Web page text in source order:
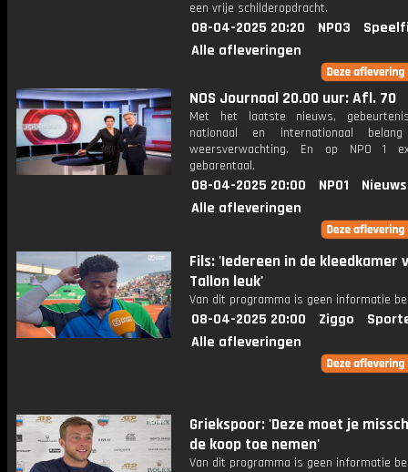
een vrije schilderopdracht.
08-04-2025 20:20 NPO3
Alle afleveringen
NOS Journaal 20.00 uur: Afl. 70
Met het laatste nieuws,
nationaal en internationaal
weersverwachting. En op NPO 1
gebarentaal.
08-04-2025 20:00 NPO1
Alle afleveringen
Fils: 'Iedereen in de kleedkamer
Tallon leuk'
Van dit programma is geen informatie
08-04-2025 20:00 Ziggo
Alle afleveringen
Griekspoor: 'Deze moet je
de koop toe nemen'
Van dit programma is geen informatie